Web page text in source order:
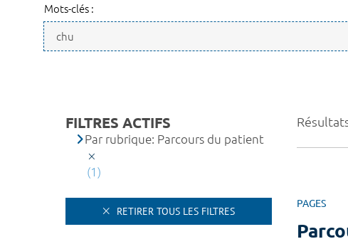
Mots-clés :
PAGES
FILTRES ACTIFS
Par rubrique: Parcours du patient
(1)
RETIRER TOUS LES FILTRES